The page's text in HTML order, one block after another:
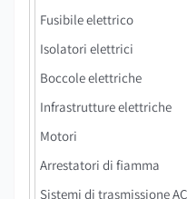
Fusibile elettrico
Isolatori elettrici
Boccole elettriche
Infrastrutture elettriche
Motori
Arrestatori di fiamma
Sistemi di trasmissione